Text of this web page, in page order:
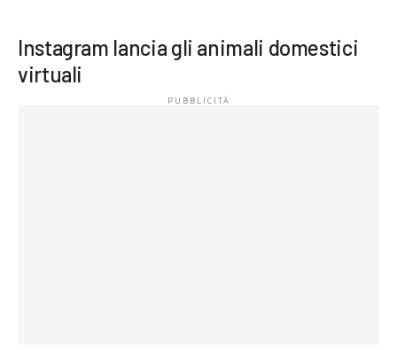
Instagram lancia gli animali domestici
virtuali